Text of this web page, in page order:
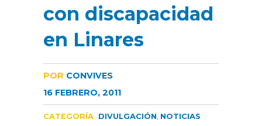
con discapacidad
en Linares
POR CONVIVES
16 FEBRERO, 2011
CATEGORÍA DIVULGACIÓN NOTICIAS